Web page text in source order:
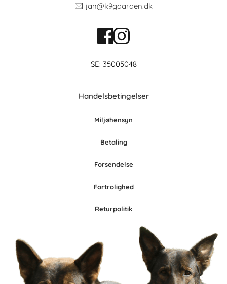
jan@k9gaarden.dk
SE: 35005048
Handelsbetingelser
Miljøhensyn
Betaling
Forsendelse
Fortrolighed
Returpolitik